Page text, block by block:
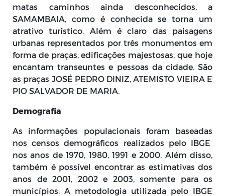
matas caminhos ainda desconhecidos, a
SAMAMBAIA, como é conhecida se torna um
atrativo turístico. Além é claro das paisagens
urbanas representados por três monumentos em
forma de praças, edificações majestosas, que hoje
encantam transeuntes e pessoas da cidade. São
as praças JOSÉ PEDRO DINIZ, ATEMISTO VIEIRA E
PIO SALVADOR DE MARIA.
Demografia
As informações populacionais foram baseadas
nos censos demográficos realizados pelo IBGE
nos anos de 1970, 1980, 1991 e 2000. Além disso,
também é possível encontrar as estimativas dos
anos de 2001, 2002 e 2003, somente para os
municípios. A metodologia utilizada pelo IBGE